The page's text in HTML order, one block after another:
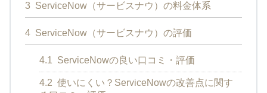
3 ServiceNow（サービスナウ）の料金体系
4 ServiceNow（サービスナウ）の評価
4.1 ServiceNowの良い口コミ・評価
4.2 使いにくい？ServiceNowの改善点に関す